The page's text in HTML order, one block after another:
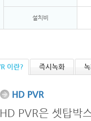
설치비
HD PVR은 셋탑박